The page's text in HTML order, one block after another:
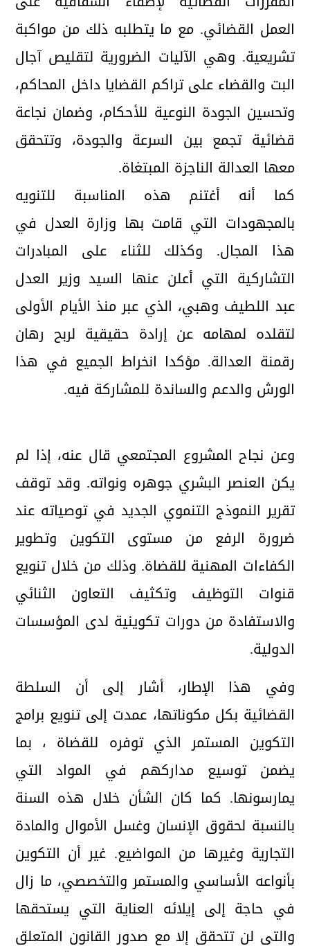
العمل القضائي. مع ما يتطلبه ذلك من مواكبة
تشريعية. وهي الآليات الضرورية لتقليص آجال
البت والقضاء على تراكم القضايا داخل المحاكم،
وتحسين الجودة النوعية للأحكام، وضمان نجاعة
قضائية تجمع بين السرعة والجودة، وتتحقق
معها العدالة الناجزة المبتغاة.
كما أنه أغتنم هذه المناسبة للتنويه
بالمجهودات التي قامت بها وزارة العدل في
هذا المجال. وكذلك للثناء على المبادرات
التشاركية التي أعلن عنها السيد وزير العدل
عبد اللطيف وهبي، الذي عبر منذ الأيام الأولى
لتقلده لمهامه عن إرادة حقيقية لربح رهان
رقمنة العدالة. مؤكدا انخراط الجميع في هذا
الورش والدعم والساندة للمشاركة فيه.
وعن نجاح المشروع المجتمعي قال عنه، إذا لم
يكن العنصر البشري جوهره ونواته. وقد توقف
تقرير النموذج التنموي الجديد في توصياته عند
ضرورة الرفع من مستوى التكوين وتطوير
الكفاءات المهنية للقضاة. وذلك من خلال تنويع
قنوات التوظيف وتكثيف التعاون الثنائي
والاستفادة من دورات تكوينية لدى المؤسسات
الدولية.
وفي هذا الإطار، أشار إلى أن السلطة
القضائية بكل مكوناتها، عمدت إلى تنويع برامج
التكوين المستمر الذي توفره للقضاة ، بما
يضمن توسيع مداركهم في المواد التي
يمارسونها. كما كان الشأن خلال هذه السنة
بالنسبة لحقوق الإنسان وغسل الأموال والمادة
التجارية وغيرها من المواضيع. غير أن التكوين
بأنواعه الأساسي والمستمر والتخصصي، ما زال
في حاجة إلى إيلائه العناية التي يستحقها
والتي لن تتحقق إلا مع صدور القانون المتعلق